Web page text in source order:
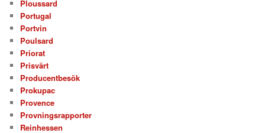
Ploussard
Portugal
Portvin
Poulsard
Priorat
Prisvärt
Producentbesök
Prokupac
Provence
Provningsrapporter
Reinhessen